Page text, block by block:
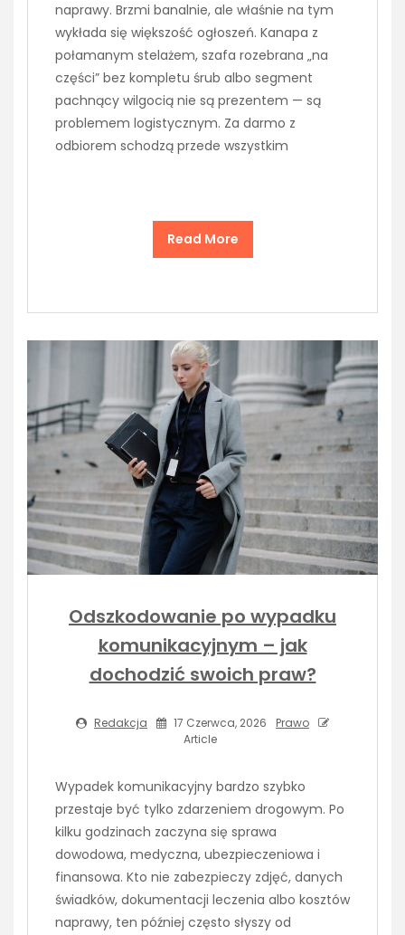
naprawy. Brzmi banalnie, ale właśnie na tym
wykłada się większość ogłoszeń. Kanapa z
połamanym stelażem, szafa rozebrana „na
części” bez kompletu śrub albo segment
pachnący wilgocią nie są prezentem — są
problemem logistycznym. Za darmo z
odbiorem schodzą przede wszystkim
Read More
Odszkodowanie po wypadku
komunikacyjnym – jak
dochodzić swoich praw?
Redakcja 17 Czerwca, 2026
Prawo
Article
Wypadek komunikacyjny bardzo szybko
przestaje być tylko zdarzeniem drogowym. Po
kilku godzinach zaczyna się sprawa
dowodowa, medyczna, ubezpieczeniowa i
finansowa. Kto nie zabezpieczy zdjęć, danych
świadków, dokumentacji leczenia albo kosztów
naprawy, ten później często słyszy od